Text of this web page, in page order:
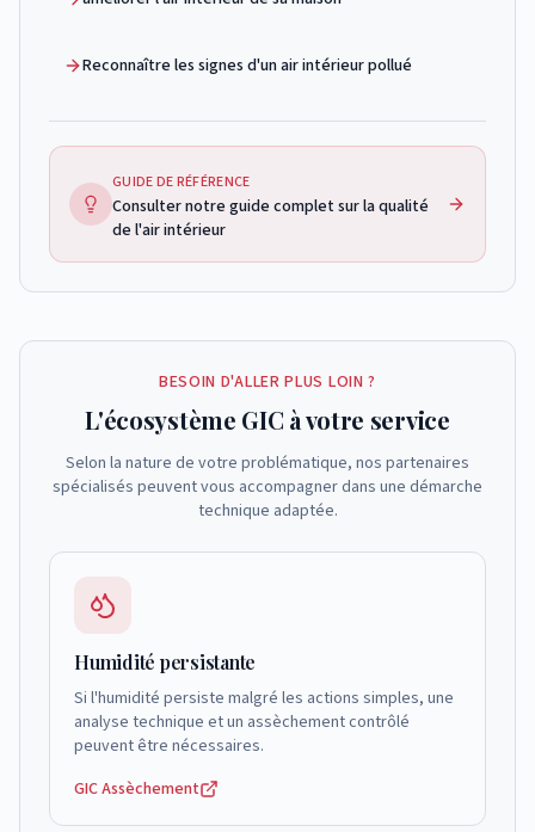
Reconnaître les signes d'un air intérieur pollué
GUIDE DE RÉFÉRENCE
Consulternotre guide complet sur la qualité
de l'air intérieur
BESOIN D'ALLER PLUS LOIN ?
L'écosystème GIC à votre service
Selon la nature de votre problématique, nos partenaires
spécialisés peuvent vous accompagner dans une démarche
technique adaptée.
Humidité persistante
Si l'humidité persiste malgré les actions simples, une
analyse technique et un assèchement contrôlé
peuvent être nécessaires.
GIC Assèchement